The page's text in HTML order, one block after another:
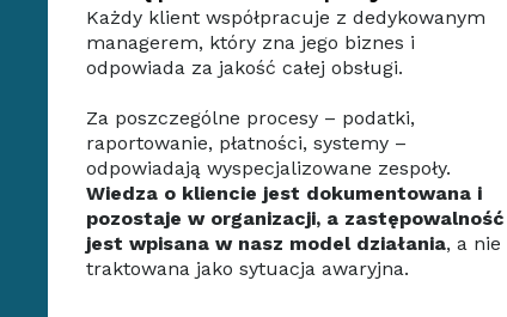
Każdy klient współpracuje z dedykowanym
managerem, który zna jego biznes i
odpowiada za jakość całej obsługi.
Za poszczególne procesy – podatki,
raportowanie, płatności, systemy –
odpowiadają wyspecjalizowane zespoły.
Wiedza o kliencie jest dokumentowana i
pozostaje w organizacji, a zastępowalność
jest wpisana w nasz model działania, a nie
traktowana jako sytuacja awaryjna.